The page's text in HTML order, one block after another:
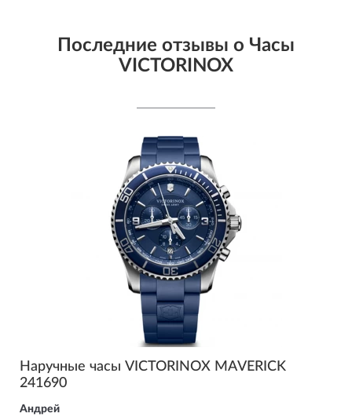
Последние отзывы о Часы
VICTORINOX
Наручные часы VICTORINOX MAVERICK
241690
Андрей